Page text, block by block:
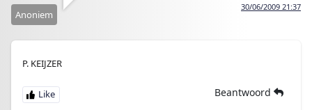
30/06/2009 21:37
Anoniem
P. KEIJZER
Beantwoord